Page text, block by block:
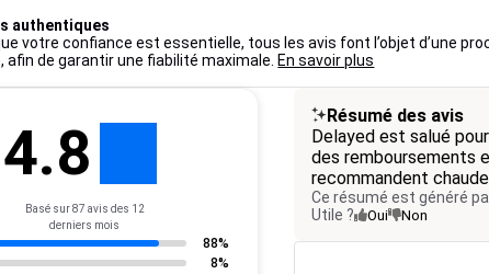
authentiques
votre confiance est essentielle, tous les avis font l’objet d’une
afin de garantir une fiabilité maximale. En savoir plus
4.8
Basé sur 87 avis des 12
derniers mois
88%
8%
Résumé des avis
Delayed est salué
des remboursements
recommandent
Ce résumé est généré
Utile ?
Oui Non